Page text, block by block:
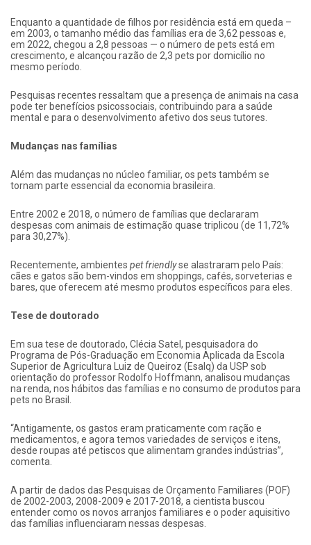
Enquanto a quantidade de filhos por residência está em queda –
em 2003, o tamanho médio das famílias era de 3,62 pessoas e,
em 2022, chegou a 2,8 pessoas — o número de pets está em
crescimento, e alcançou razão de 2,3 pets por domicílio no
mesmo período.
Pesquisas recentes ressaltam que a presença de animais na casa
pode ter benefícios psicossociais, contribuindo para a saúde
mental e para o desenvolvimento afetivo dos seus tutores.
Mudanças nas famílias
Além das mudanças no núcleo familiar, os pets também se
tornam parte essencial da economia brasileira.
Entre 2002 e 2018, o número de famílias que declararam
despesas com animais de estimação quase triplicou (de 11,72%
para 30,27%).
Recentemente, ambientes pet friendlyse alastraram pelo País:
cães e gatos são bem-vindos em shoppings, cafés, sorveterias e
bares, que oferecem até mesmo produtos específicos para eles.
Tese de doutorado
Em sua tese de doutorado, Clécia Satel, pesquisadora do
Programa de Pós-Graduação em Economia Aplicada da Escola
Superior de Agricultura Luiz de Queiroz (Esalq) da USP sob
orientação do professor Rodolfo Hoffmann, analisou mudanças
na renda, nos hábitos das famílias e no consumo de produtos para
pets no Brasil.
“Antigamente, os gastos eram praticamente com ração e
medicamentos, e agora temos variedades de serviços e itens,
desde roupas até petiscos que alimentam grandes indústrias”,
comenta.
A partir de dados das Pesquisas de Orçamento Familiares (POF)
de 2002-2003, 2008-2009 e 2017-2018, a cientista buscou
entender como os novos arranjos familiares e o poder aquisitivo
das famílias influenciaram nessas despesas.